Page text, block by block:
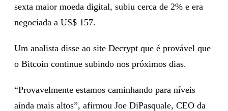
sexta maior moeda digital, subiu cerca de 2% e era
negociada a US$ 157.
Um analista disse ao site Decrypt que é provável que
o Bitcoin continue subindo nos próximos dias.
“Provavelmente estamos caminhando para níveis
ainda mais altos”, afirmou Joe DiPasquale, CEO da